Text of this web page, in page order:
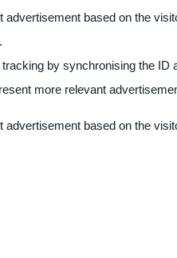
based on the
by synchronising the
more relevant
based on the